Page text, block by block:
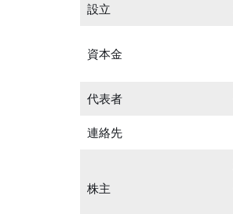
設立
資本金
代表者
連絡先
株主